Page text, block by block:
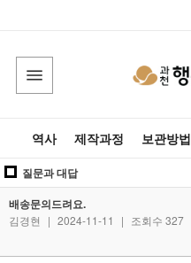
역사 제작과정 보관방법
질문과 대답
배송문의드려요.
김경현 | 2024-11-11 | 조회수 327